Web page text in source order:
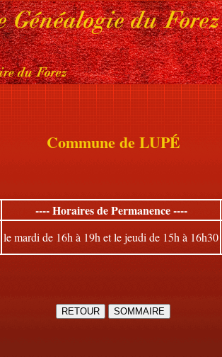
Commune de LUPÉ
---- Horaires de Permanence ----
le mardi de 16h à 19h et le jeudi de 15h à 16h30